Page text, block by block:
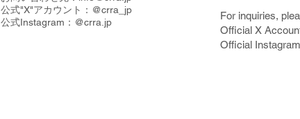
公式"X"アカウント：@crra_jp
​公式Instagram：@crra.jp
For inquiries,
Official X
Official